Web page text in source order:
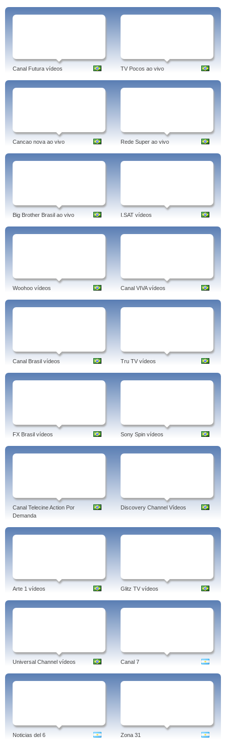
Canal Futura vídeos TV Pocos ao vivo
Cancao nova ao vivo Rede Super ao vivo
Big Brother Brasil ao vivo I.SAT vídeos
Woohoo vídeos Canal VIVA vídeos
Canal Brasil vídeos Tru TV vídeos
FX Brasil vídeos Sony Spin vídeos
Canal Telecine Action Por
Demanda
Discovery Channel Vídeos
Arte 1 vídeos Glitz TV vídeos
Universal Channel vídeos Canal 7
Noticias del 6 Zona 31